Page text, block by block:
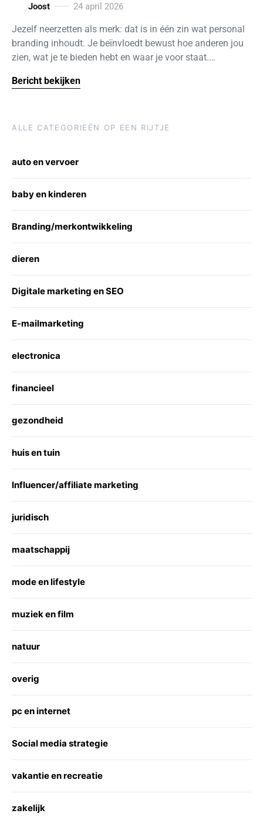
Joost 24 april 2026
Jezelf neerzetten als merk: dat is in één zin wat personal
branding inhoudt. Je beïnvloedt bewust hoe anderen jou
zien, wat je te bieden hebt en waar je voor staat.…
Bericht bekijken
ALLE CATEGORIEËN OP EEN RIJTJE
auto en vervoer
baby en kinderen
Branding/merkontwikkeling
dieren
Digitale marketing en SEO
E-mailmarketing
electronica
financieel
gezondheid
huis en tuin
Influencer/affiliate marketing
juridisch
maatschappij
mode en lifestyle
muziek en film
natuur
overig
pc en internet
Social media strategie
vakantie en recreatie
zakelijk